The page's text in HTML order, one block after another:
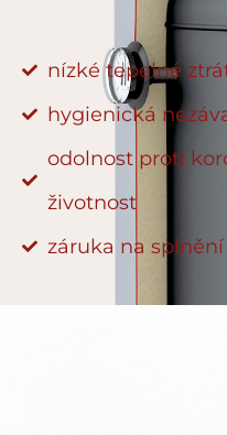
nízké tepelné
hygienická
odolnost proti
životnost
záruka na